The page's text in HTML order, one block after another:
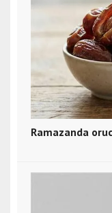
Ramazanda